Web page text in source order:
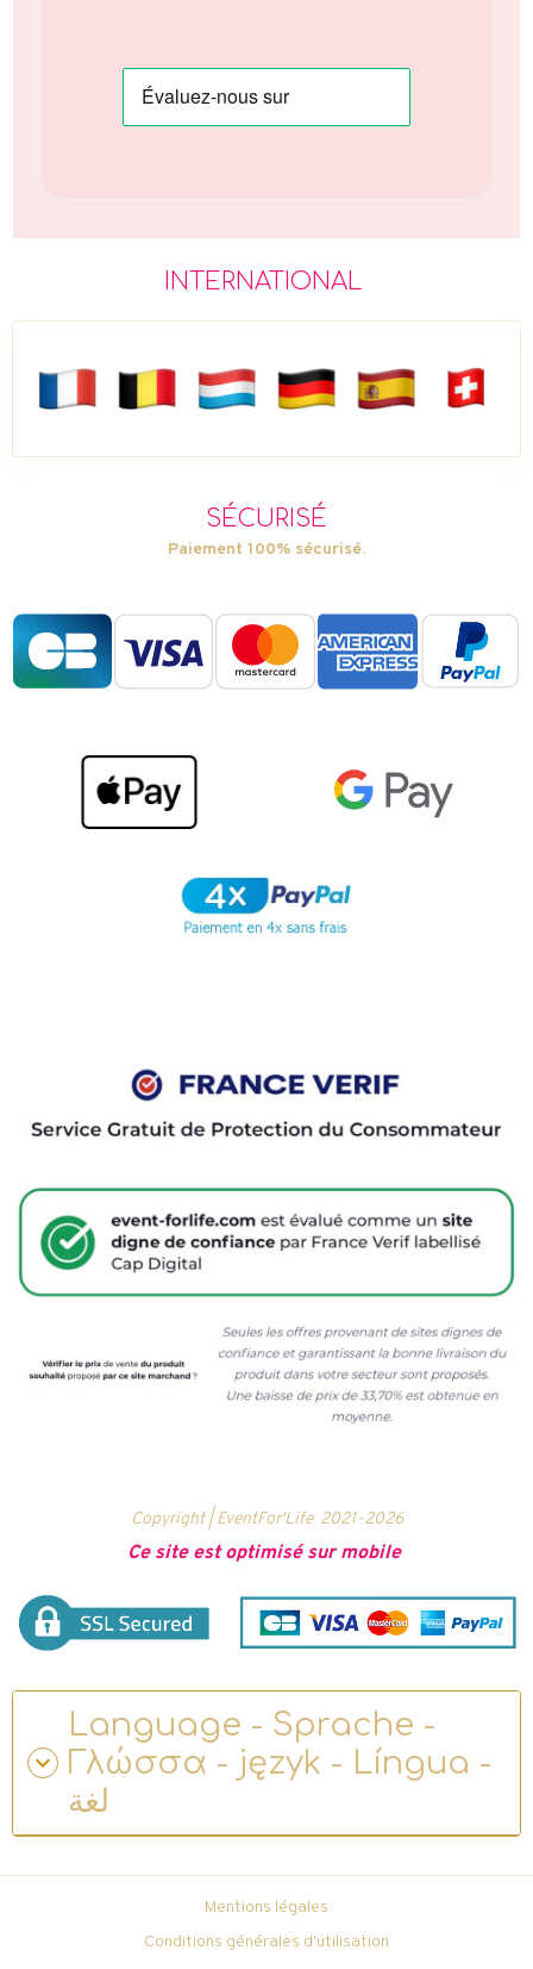
INTERNATIONAL
SÉCURISÉ
Paiement 100% sécurisé.
Copyright | EventFor'Life 2021-2026
Ce site est optimisé sur mobile
Language - Sprache -
Γλώσσα - język - Língua -
لغة
Mentions légales
Conditions générales d'utilisation